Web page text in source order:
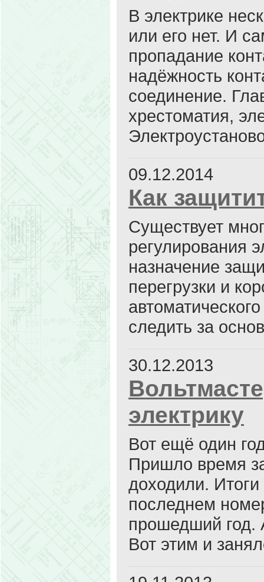
В электрике
или его нет. И
пропадание
надёжность
соединение.
хрестоматия,
09.12.2014
Как
Существует
регулирования
назначение
перегрузки и
следить за
30.12.2013
электрику
Вот ещё один
Пришло время
доходили.
последнем
прошедший год.
Вот этим и